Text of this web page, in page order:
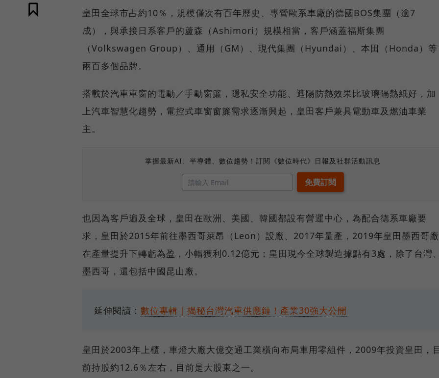
皇田全球市占約10％，規模僅次有百年歷史、專營歐系車廠的德國BOS集團（逾7
成），與承接日系客戶的蘆森（Ashimori）規模相當，客戶涵蓋福斯集團
（Volkswagen Group）、通用（GM）、現代集團（Hyundai）、本田（Honda）等
兩百多個品牌。
搭載於汽車車窗的電動／手動窗簾，隱私安全功能、遮陽防熱效果比玻璃隔熱紙好，加
上汽車智慧化趨勢，電控式車窗窗簾需求逐漸興起，皇田客戶兼具電動車及燃油車業
主。
掌握最新AI、半導體、數位趨勢！訂閱《數位時代》日報及社群活動訊息
也因為客戶遍及全球，皇田在歐洲、美國、韓國都設有營運中心，為配合德系車廠要
求，皇田於2015年前往墨西哥萊昂（Leon）設廠、2017年量產，2019年皇田墨西哥廠
在產量提升下轉虧為盈，小幅獲利0.12億元；皇田現今全球製造據點有3處，除了台灣
墨西哥，還包括中國昆山廠。
延伸閱讀： 數位專輯｜揭秘台灣汽車供應鏈！產業30強大公開
皇田於2003年上櫃，車燈大廠大億交通工業橫向布局車用零組件，2009年投資皇田，
前持股約12.6％左右，目前是大股東之一。